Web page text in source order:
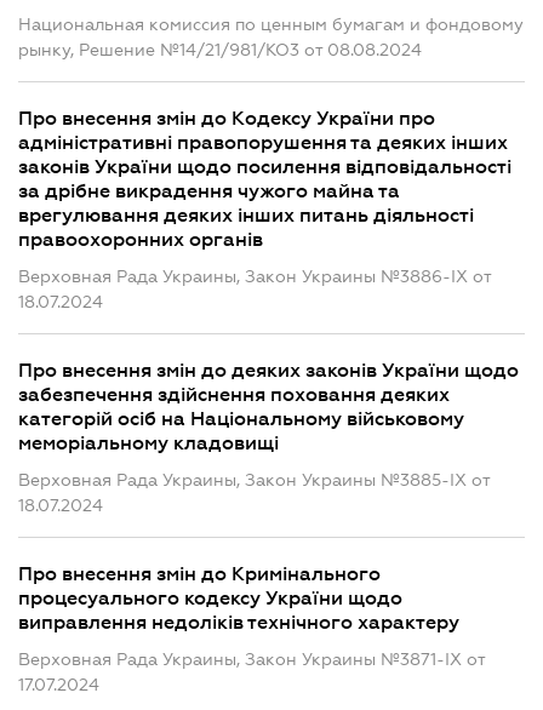
Национальная комиссия по ценным бумагам и фондовому
рынку, Решение №14/21/981/КО3 от 08.08.2024
Про внесення змін до Кодексу України про
адміністративні правопорушення та деяких інших
законів України щодо посилення відповідальності
за дрібне викрадення чужого майна та
врегулювання деяких інших питань діяльності
правоохоронних органів
Верховная Рада Украины, Закон Украины №3886-IX от
18.07.2024
Про внесення змін до деяких законів України щодо
забезпечення здійснення поховання деяких
категорій осіб на Національному військовому
меморіальному кладовищі
Верховная Рада Украины, Закон Украины №3885-IX от
18.07.2024
Про внесення змін до Кримінального
процесуального кодексу України щодо
виправлення недоліків технічного характеру
Верховная Рада Украины, Закон Украины №3871-IX от
17.07.2024